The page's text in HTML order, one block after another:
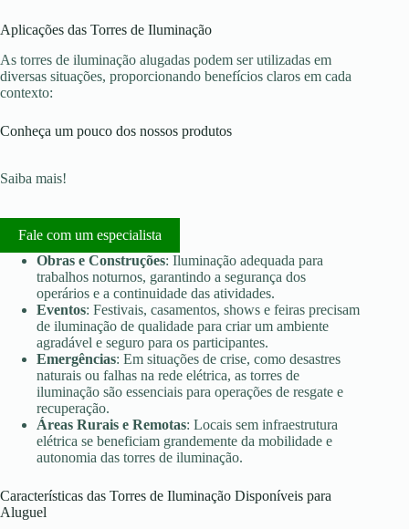
Aplicações das Torres de Iluminação
As torres de iluminação alugadas podem ser utilizadas em
diversas situações, proporcionando benefícios claros em cada
contexto:
Conheça um pouco dos nossos produtos
Saiba mais!
Fale com um especialista
Obras e Construções: Iluminação adequada para
trabalhos noturnos, garantindo a segurança dos
operários e a continuidade das atividades.
Eventos: Festivais, casamentos, shows e feiras precisam
de iluminação de qualidade para criar um ambiente
agradável e seguro para os participantes.
Emergências: Em situações de crise, como desastres
naturais ou falhas na rede elétrica, as torres de
iluminação são essenciais para operações de resgate e
recuperação.
Áreas Rurais e Remotas: Locais sem infraestrutura
elétrica se beneficiam grandemente da mobilidade e
autonomia das torres de iluminação.
Características das Torres de Iluminação Disponíveis para
Aluguel